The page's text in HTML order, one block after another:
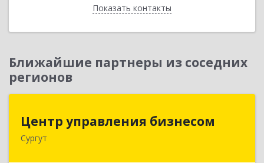
Показать контакты
Назад
Ближайшие партнеры из соседних
регионов
Центр управления бизнесом
Сургут
Центр управления бизнесом
628403, Ханты-Мансийский Автономный округ